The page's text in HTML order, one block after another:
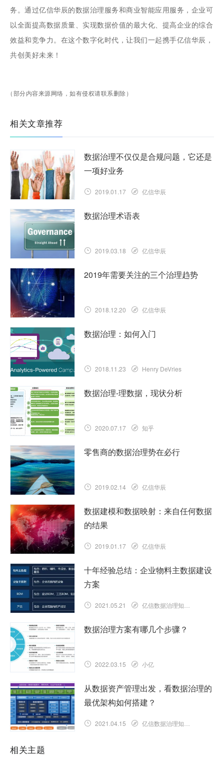
务。通过亿信华辰的数据治理服务和商业智能应用服务，企业可
以全面提高数据质量、实现数据价值的最大化、提高企业的综合
效益和竞争力。在这个数字化时代，让我们一起携手亿信华辰，
共创美好未来！
（部分内容来源网络，如有侵权请联系删除）
相关文章推荐
数据治理不仅仅是合规问题，它还是
一项好业务
2019.01.17 亿信华辰
数据治理术语表
2019.03.18 亿信华辰
2019年需要关注的三个治理趋势
2018.12.20 亿信华辰
数据治理：如何入门
2018.11.23 Henry DeVries
数据治理-理数据，现状分析
2020.07.17 知乎
零售商的数据治理势在必行
2019.02.14 亿信华辰
数据建模和数据映射：来自任何数据
的结果
2019.01.17 亿信华辰
十年经验总结：企业物料主数据建设
方案
2021.05.21 亿信数据治理知识库
数据治理方案有哪几个步骤？
2022.03.15 小亿
从数据资产管理出发，看数据治理的
最优架构如何搭建？
2021.04.15 亿信数据治理知识库
相关主题